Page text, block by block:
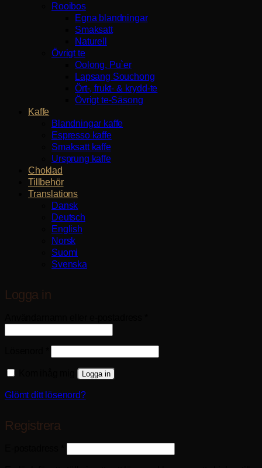
Rooibos
Egna blandningar
Smaksatt
Naturell
Övrigt te
Oolong, Pu`er
Lapsang Souchong
Ört-, frukt- & krydd-te
Övrigt te-Säsong
Kaffe
Blandningar kaffe
Espresso kaffe
Smaksatt kaffe
Ursprung kaffe
Choklad
Tillbehör
Translations
Dansk
Deutsch
English
Norsk
Suomi
Svenska
Logga in
Logga in
Glömt ditt lösenord?
Registrera